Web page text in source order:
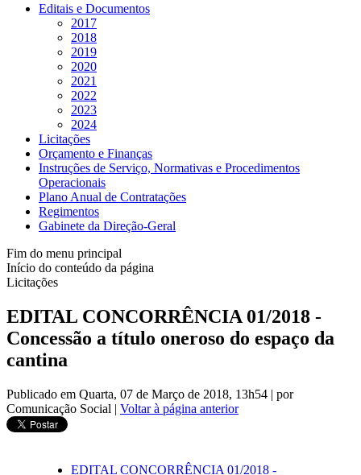
Editais e Documentos
2017
2018
2019
2020
2021
2022
2023
2024
Licitações
Orçamento e Finanças
Instruções de Serviço, Normativas e Procedimentos
Operacionais
Plano Anual de Contratações
Regimentos
Gabinete da Direção-Geral
Fim do menu principal
Início do conteúdo da página
Licitações
EDITAL CONCORRÊNCIA 01/2018 -
Concessão a título oneroso do espaço da
cantina
Publicado em Quarta, 07 de Março de 2018, 13h54 | por
Comunicação Social | Voltar à página anterior
EDITAL CONCORRÊNCIA 01/2018 -